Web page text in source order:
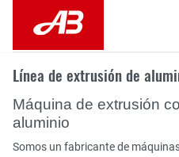
Línea de extrusión de
Máquina de extrusión
aluminio
Somos un fabricante de